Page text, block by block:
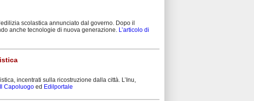
scolastica annunciato dal governo. Dopo il
anche tecnologie di nuova generazione. L’articolo di
incentrati sulla ricostruzione dalla città. L’Inu,
Il Capoluogo ed Edilportale